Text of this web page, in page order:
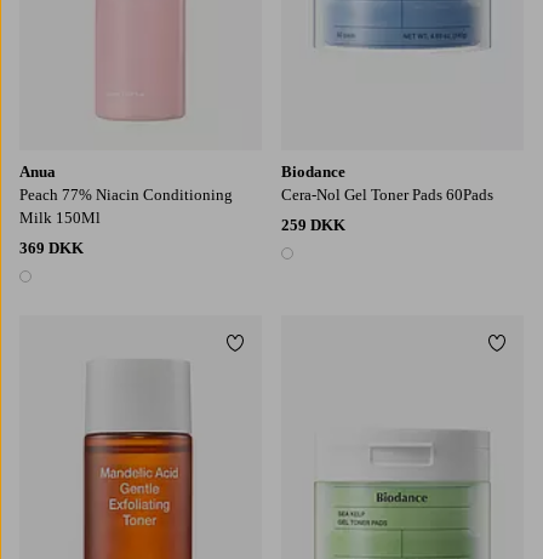
Anua
Peach 77% Niacin Conditioning
Milk 150Ml
369 DKK
1 farve
Biodance
Cera-Nol Gel Toner Pads 60Pads
259 DKK
1 farve
Tilføj til favoritter